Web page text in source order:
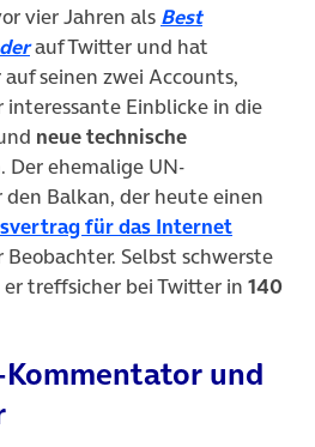
vier Jahren als Best
(öffnet in neuem Tab)
auf Twitter und hat
seinen zwei Accounts,
in neuem Tab)
interessante Einblicke in die
neue technische
Der ehemalige UN-
Balkan, der heute einen
für das Internet(öffnet
Selbst schwerste
treffsicher bei Twitter in 140
und